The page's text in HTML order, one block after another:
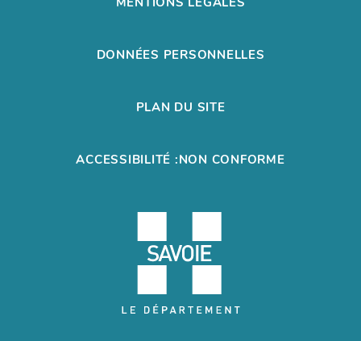
DONNÉES PERSONNELLES
PLAN DU SITE
ACCESSIBILITÉ :NON CONFORME